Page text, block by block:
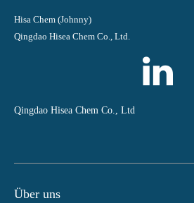
Hisa Chem (Johnny)
Qingdao Hisea Chem Co., Ltd.
Qingdao Hisea Chem Co., Ltd
Über uns